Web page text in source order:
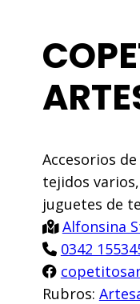
Accesorios
tejidos
juguetes de
Alfonsina
0342
Rubros: